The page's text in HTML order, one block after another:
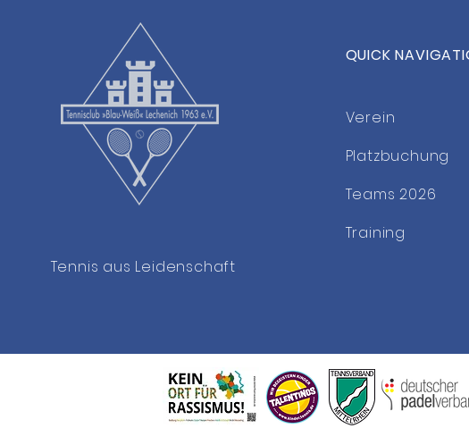
Neue Athletik- &
Functional-Kurse im TCL
Tennis aus Leidenschaft
QUICK
Verein
Platzbuchung
Teams 2026
Training